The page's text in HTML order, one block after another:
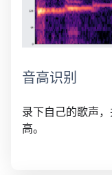
音高识别
录下自己的歌声
高。